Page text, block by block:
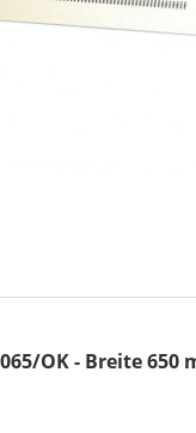
OK - Breite 650